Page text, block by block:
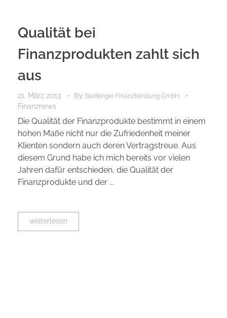
Qualität bei
Finanzprodukten zahlt sich
aus
21. März 2013 by Baidenger Finanzberatung GmbH
Finanznews
Die Qualität der Finanzprodukte bestimmt in einem
hohen Maße nicht nur die Zufriedenheit meiner
Klienten sondern auch deren Vertragstreue. Aus
diesem Grund habe ich mich bereits vor vielen
Jahren dafür entschieden, die Qualität der
Finanzprodukte und der ...
weiterlesen